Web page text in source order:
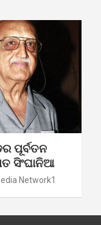
ପୂର୍ବତନ
ସିଂଘାନିଆ
Network1